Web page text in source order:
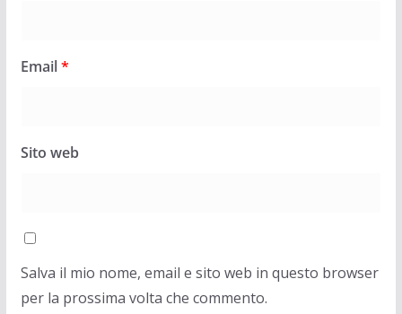
Email*
Sito web
Salva il mio nome, email e sito web in questo browser
per la prossima volta che commento.